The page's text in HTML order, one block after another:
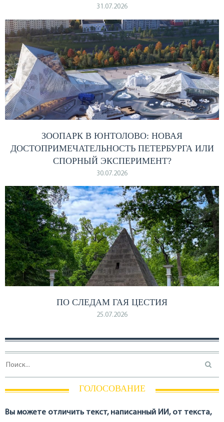
31.07.2026
ЗООПАРК В ЮНТОЛОВО: НОВАЯ
ДОСТОПРИМЕЧАТЕЛЬНОСТЬ ПЕТЕРБУРГА ИЛИ
СПОРНЫЙ ЭКСПЕРИМЕНТ?
30.07.2026
ПО СЛЕДАМ ГАЯ ЦЕСТИЯ
25.07.2026
ГОЛОСОВАНИЕ
Вы можете отличить текст, написанный ИИ, от текста,